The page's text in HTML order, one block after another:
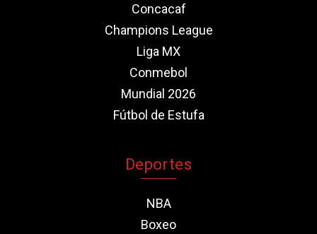
Concacaf
Champions League
Liga MX
Conmebol
Mundial 2026
Fútbol de Estufa
Deportes
NBA
Boxeo